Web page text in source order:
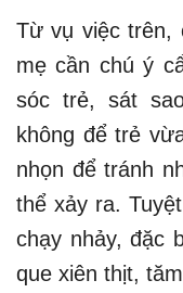
Từ vụ việc trên,
mẹ cần chú ý
sóc trẻ, sát
không để trẻ
nhọn để tránh
thể xảy ra.
chạy nhảy, đặc
que xiên thịt,